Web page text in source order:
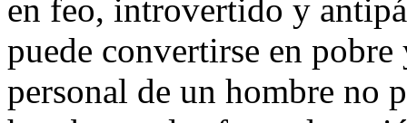
en feo, introvertido y
puede convertirse en
personal de un hombre no